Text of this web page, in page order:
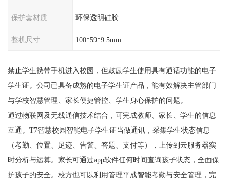
保护套材质 环保透明硅胶
整机尺寸 100*59*9.5mm
禁止学生携带手机进入校园，但鼓励学生使用具有通话功能的电子
学生证。公司已具备成熟的电子学生证产品，能有效解决主管部门
与学校智慧管理、家长便捷管控、学生身心保护的问题。
通过物联网及无线通信技术结合，可完成教师、家长、学生的信息
互通。T7智慧校园智能电子学生证当做通讯，采集学生状态信息
（考勤、位置、足迹、告警、答题、支付等），上传到云服务器实
时分析与运算。家长可通过app软件任何时间查询孩子状态，全面保
护孩子的安全。校方也可以利用管理平成智能考勤与安全管理，完